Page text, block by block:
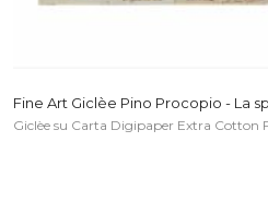
Fine Art Giclèe Pino Procopio - La
Giclèe su Carta Digipaper Extra Cotton